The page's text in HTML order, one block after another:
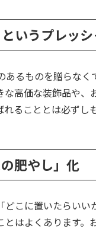
いうプレッ
るものを贈らな
高価な装飾品や
ることとは必ずし
肥やし」化
どこに置いたらい
はよくあります